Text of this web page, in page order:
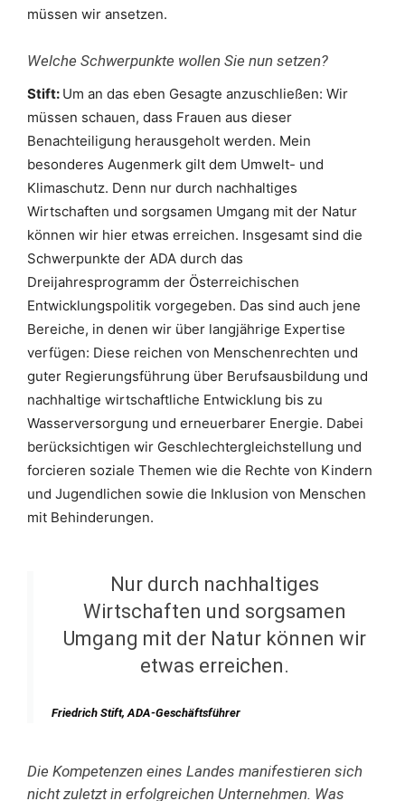
müssen wir ansetzen.
Welche Schwerpunkte wollen Sie nun setzen?
Stift: Um an das eben Gesagte anzuschließen: Wir
müssen schauen, dass Frauen aus dieser
Benachteiligung herausgeholt werden. Mein
besonderes Augenmerk gilt dem Umwelt- und
Klimaschutz. Denn nur durch nachhaltiges
Wirtschaften und sorgsamen Umgang mit der Natur
können wir hier etwas erreichen. Insgesamt sind die
Schwerpunkte der ADA durch das
Dreijahresprogramm der Österreichischen
Entwicklungspolitik vorgegeben. Das sind auch jene
Bereiche, in denen wir über langjährige Expertise
verfügen: Diese reichen von Menschenrechten und
guter Regierungsführung über Berufsausbildung und
nachhaltige wirtschaftliche Entwicklung bis zu
Wasserversorgung und erneuerbarer Energie. Dabei
berücksichtigen wir Geschlechtergleichstellung und
forcieren soziale Themen wie die Rechte von Kindern
und Jugendlichen sowie die Inklusion von Menschen
mit Behinderungen.
Nur durch nachhaltiges
Wirtschaften und sorgsamen
Umgang mit der Natur können wir
etwas erreichen.
Friedrich Stift, ADA-Geschäftsführer
Die Kompetenzen eines Landes manifestieren sich
nicht zuletzt in erfolgreichen Unternehmen. Was